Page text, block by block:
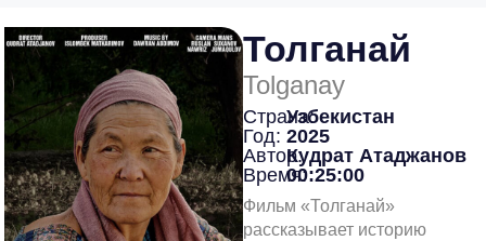
Толганай
Tolganay
Страна:Узбекистан
Год: 2025
Автор:Кудрат Атаджанов
Время:00:25:00
Фильм «Толганай»
рассказывает историю